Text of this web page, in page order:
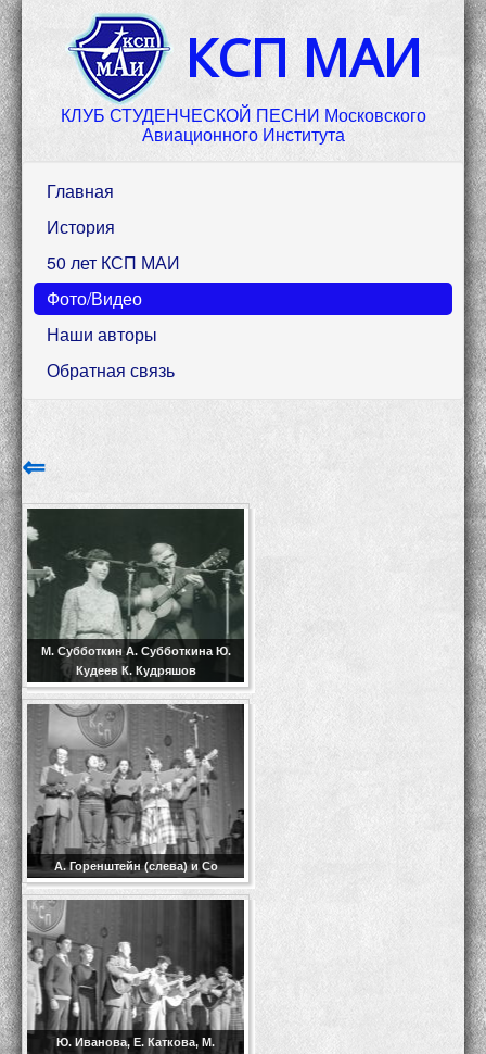
КСП МАИ
КЛУБ СТУДЕНЧЕСКОЙ ПЕСНИ Московского
Авиационного Института
Главная
История
50 лет КСП МАИ
Фото/Видео
Наши авторы
Обратная связь
⇐
М. Субботкин А. Субботкина Ю.
Кудеев К. Кудряшов
А. Горенштейн (слева) и Со
Ю. Иванова, Е. Каткова, М.